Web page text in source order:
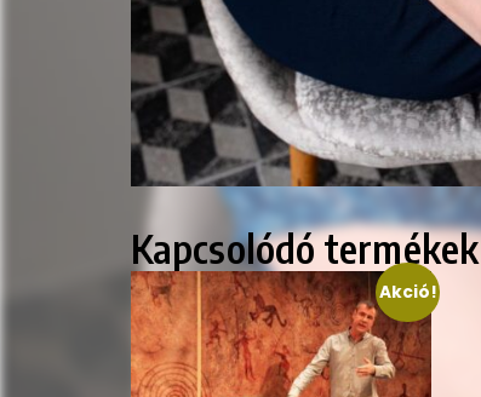
Kapcsolódó termékek
Akció!